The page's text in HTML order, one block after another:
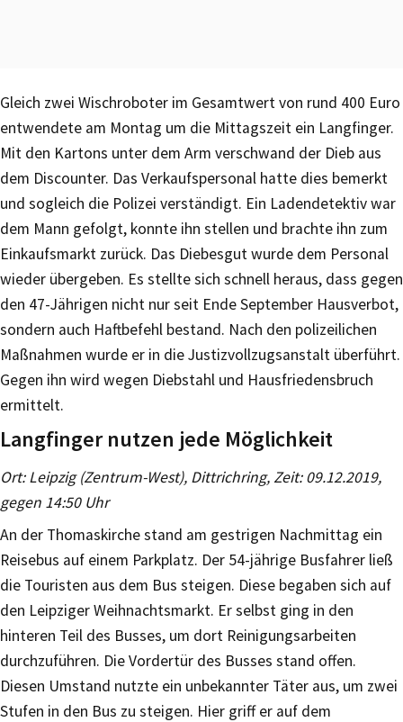
Gleich zwei Wischroboter im Gesamtwert von rund 400 Euro
entwendete am Montag um die Mittagszeit ein Langfinger.
Mit den Kartons unter dem Arm verschwand der Dieb aus
dem Discounter. Das Verkaufspersonal hatte dies bemerkt
und sogleich die Polizei verständigt. Ein Ladendetektiv war
dem Mann gefolgt, konnte ihn stellen und brachte ihn zum
Einkaufsmarkt zurück. Das Diebesgut wurde dem Personal
wieder übergeben. Es stellte sich schnell heraus, dass gegen
den 47-Jährigen nicht nur seit Ende September Hausverbot,
sondern auch Haftbefehl bestand. Nach den polizeilichen
Maßnahmen wurde er in die Justizvollzugsanstalt überführt.
Gegen ihn wird wegen Diebstahl und Hausfriedensbruch
ermittelt.
Langfinger nutzen jede Möglichkeit
Ort: Leipzig (Zentrum-West), Dittrichring, Zeit: 09.12.2019,
gegen 14:50 Uhr
An der Thomaskirche stand am gestrigen Nachmittag ein
Reisebus auf einem Parkplatz. Der 54-jährige Busfahrer ließ
die Touristen aus dem Bus steigen. Diese begaben sich auf
den Leipziger Weihnachtsmarkt. Er selbst ging in den
hinteren Teil des Busses, um dort Reinigungsarbeiten
durchzuführen. Die Vordertür des Busses stand offen.
Diesen Umstand nutzte ein unbekannter Täter aus, um zwei
Stufen in den Bus zu steigen. Hier griff er auf dem